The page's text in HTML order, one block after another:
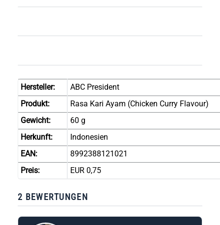
Hersteller:
ABC President
Produkt:
Rasa Kari Ayam (Chicken Curry Flavour)
Gewicht:
60 g
Herkunft:
Indonesien
EAN:
8992388121021
Preis:
EUR 0,75
2 BEWERTUNGEN